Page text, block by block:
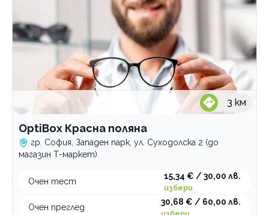
3 км
OptiBox Красна поляна
гр. София, Западен парк, ул. Суходолска 2 (до
магазин Т-маркет)
Очен тест
15,34 € / 30,00 лв.
избери
Очен преглед
30,68 € / 60,00 лв.